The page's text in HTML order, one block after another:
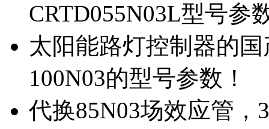
CRTD055N03L型号参
太阳能路灯控制器的
100N03的型号参数！
代换85N03场效应管